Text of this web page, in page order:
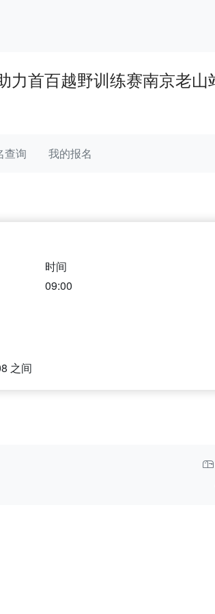
力首百越野训练赛南京老山
查询 我的报名
时间
09:00
之间